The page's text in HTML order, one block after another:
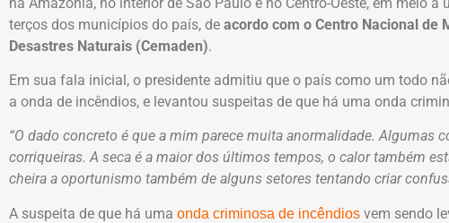
terços dos municípios do país, de acordo com o Centro Nacional de
Desastres Naturais (Cemaden).
Em sua fala inicial, o presidente admitiu que o país como um todo
a onda de incêndios, e levantou suspeitas de que há uma onda
“O dado concreto é que a mim parece muita anormalidade. Algumas
corriqueiras. A seca é a maior dos últimos tempos, o calor também
cheira a oportunismo também de alguns setores tentando criar
A suspeita de que há uma onda criminosa de incêndios vem sendo